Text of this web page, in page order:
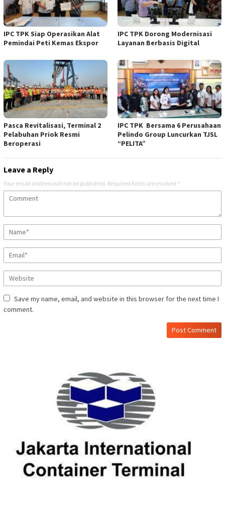
IPC TPK Siap Operasikan Alat
Pemindai Peti Kemas Ekspor
IPC TPK Dorong Modernisasi
Layanan Berbasis Digital
Pasca Revitalisasi, Terminal 2
Pelabuhan Priok Resmi
Beroperasi
IPC TPK Bersama 6 Perusahaan
Pelindo Group Luncurkan TJSL
“PELITA”
Leave a Reply
Your email address will not be published. Required fields are marked *
Save my name, email, and website in this browser for the next time I
comment.